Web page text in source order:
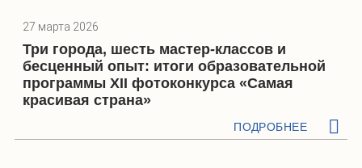
27 марта 2026
Три города, шесть мастер-классов и
бесценный опыт: итоги образовательной
программы XII фотоконкурса «Самая
красивая страна»
ПОДРОБНЕЕ